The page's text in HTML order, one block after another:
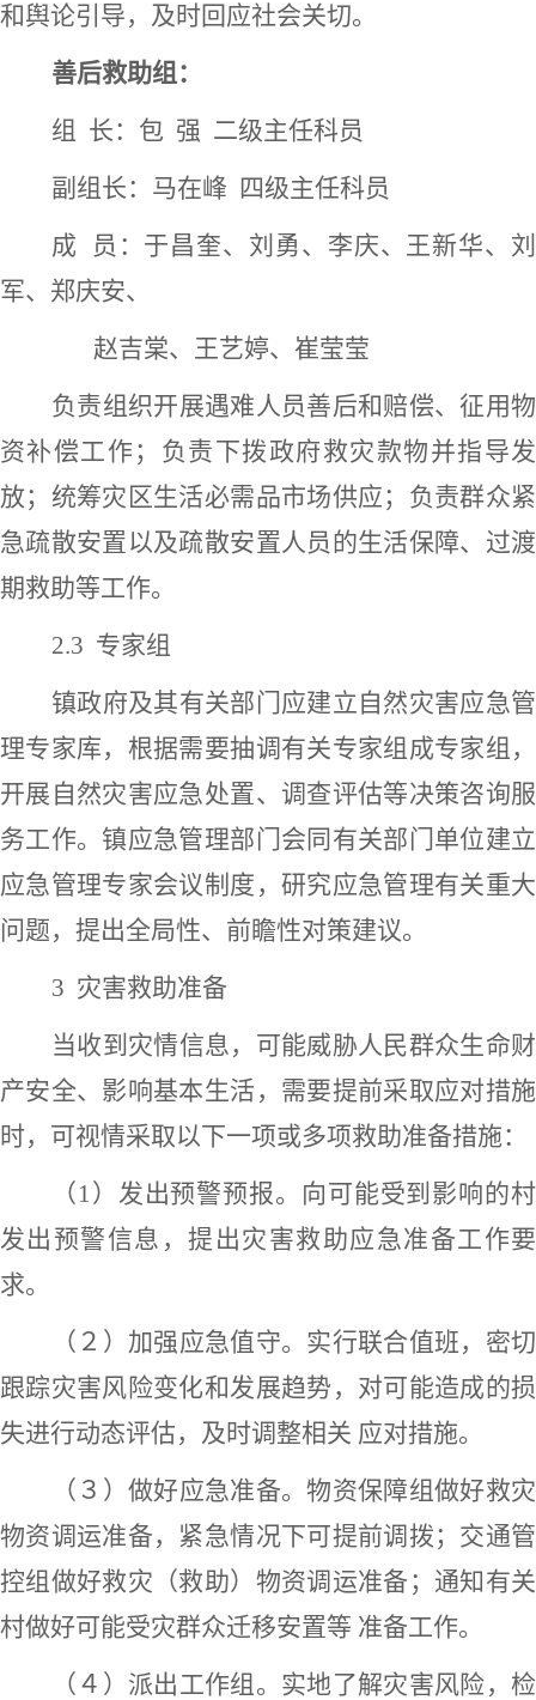
和舆论引导，及时回应社会关切。
善后救助组：
组
长：包 强 二级主任科员
副组长：马在峰 四级主任科员
成
员：于昌奎、刘勇、李庆、王新华、刘
军、 郑庆安、
赵吉棠、王艺婷、崔莹莹
负责组织开展遇难人员善后和赔偿、征用物
资补偿工作；负责下拨政府救灾款物并指导发
放；统筹灾区生活必需品市场供应；负责群众紧
急疏散安置以及疏散安置人员的生活保障、过渡
期救助等工作。
2.3 专家组
镇政府及其有关部门应建立 自然灾害应急管
理专家库，根据需要抽调有关专家组成专家组，
开展 自然灾害应急处置、调查评估等决策咨询服
务工作。镇应急管理部门会同有关部门单位建立
应急管理专家会议制度，研究应急管理有关重大
问题，提出全局性、前瞻性对策建议。
3 灾害救助准备
当收到灾情信息， 可能威胁人民群众生命财
产安全、影响基本生活，需要提前采取应对措施
时，可视情采取以下一项或多项救助准备措施：
（ 1）发出预警预报。向可能受到影响的村
发出预警信息，提出灾害救助应急准备工作要
求。
（２）加强应急值守。实行联合值班，密切
跟踪灾害风险变化和发展趋势，对可能造成的损
失进行动态评估，及时调整相关 应对措施。
（３）做好应急准备。物资保障组做好救灾
物资调运准备，紧急情况下可提前调拨； 交通管
控组 做好救灾（救助）物资调运准备；通知有关
村做好可能受灾群众迁移安置等 准备工作。
（４）派出工作组。实地了解灾害风险，检